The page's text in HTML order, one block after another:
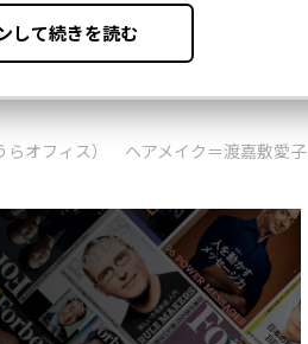
オフィス） ヘアメイク＝渡嘉敷愛子